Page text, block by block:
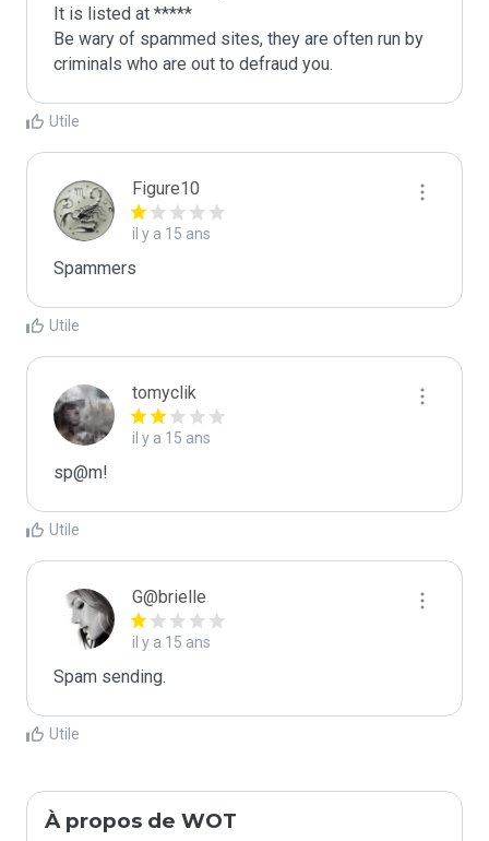
It is listed at *****
Be wary of spammed sites, they are often run by
criminals who are out to defraud you.
Utile
Figure10
il y a 15 ans
Spammers
Utile
tomyclik
il y a 15 ans
sp@m!
Utile
G@brielle
il y a 15 ans
Spam sending.
Utile
À propos de WOT